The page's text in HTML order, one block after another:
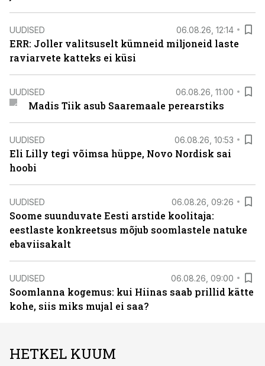
UUDISED 06.08.26, 12:14
ERR: Joller valitsuselt kümneid miljoneid laste
raviarvete katteks ei küsi
UUDISED 06.08.26, 11:00
Madis Tiik asub Saaremaale perearstiks
UUDISED 06.08.26, 10:53
Eli Lilly tegi võimsa hüppe, Novo Nordisk sai
hoobi
UUDISED 06.08.26, 09:26
Soome suunduvate Eesti arstide koolitaja:
eestlaste konkreetsus mõjub soomlastele natuke
ebaviisakalt
UUDISED 06.08.26, 09:00
Soomlanna kogemus: kui Hiinas saab prillid kätte
kohe, siis miks mujal ei saa?
HETKEL KUUM